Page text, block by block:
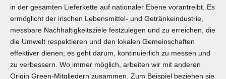
in der gesamten Lieferkette auf nationaler Ebene vorantreibt. Es
ermöglicht der irischen Lebensmittel- und Getränkeindustrie,
messbare Nachhaltigkeitsziele festzulegen und zu erreichen, die
die Umwelt respektieren und den lokalen Gemeinschaften
effektiver dienen; es geht darum, kontinuierlich zu messen und
zu verbessern. Wo immer möglich, arbeiten wir mit anderen
Origin Green-Mitgliedern zusammen. Zum Beispiel beziehen sie